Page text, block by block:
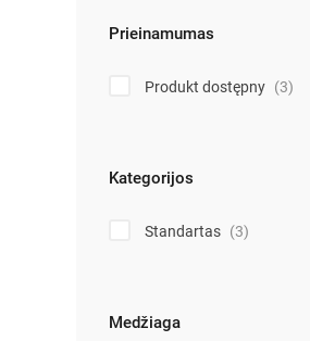
Prieinamumas
Produkt dostępny (3)
Kategorijos
Standartas (3)
Medžiaga